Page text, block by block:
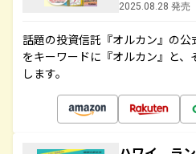
2025.08.28 発売
話題の投資信託『オルカン』の公
をキーワードに『オルカン』と、
します。